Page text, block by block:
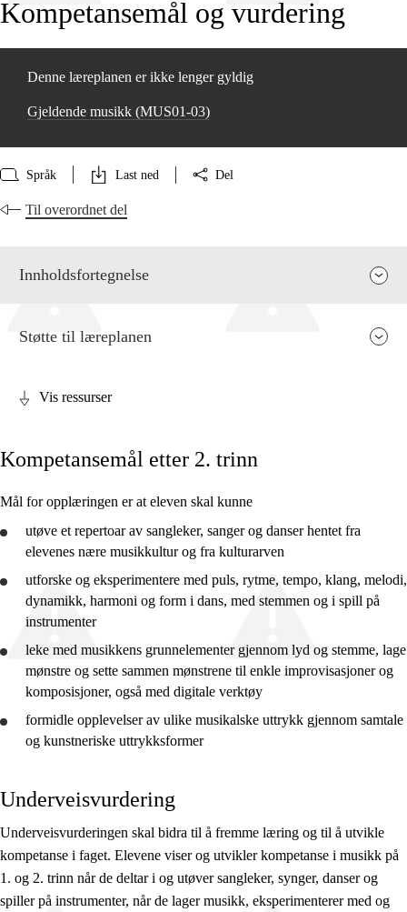
Kompetansemål og vurdering
Denne læreplanen er ikke lenger gyldig
Gjeldende musikk (MUS01‑03)
Språk Last ned Del
Til overordnet del
Innholdsfortegnelse
Kjerneelementer
Tverrfaglige temaer
Grunnleggende ferdigheter
4. trinn
7. trinn
10. trinn
Støtte til læreplanen
Vis ressurser
Kompetansemål etter 2. trinn
Mål for opplæringen er at eleven skal kunne
utøve et repertoar av sangleker, sanger og danser hentet fra
elevenes nære musikkultur og fra kulturarven
utforske og eksperimentere med puls, rytme, tempo, klang, melodi,
dynamikk, harmoni og form i dans, med stemmen og i spill på
instrumenter
leke med musikkens grunnelementer gjennom lyd og stemme, lage
mønstre og sette sammen mønstrene til enkle improvisasjoner og
komposisjoner, også med digitale verktøy
formidle opplevelser av ulike musikalske uttrykk gjennom samtale
og kunstneriske uttrykksformer
Underveisvurdering
Underveisvurderingen skal bidra til å fremme læring og til å utvikle
kompetanse i faget. Elevene viser og utvikler kompetanse i musikk på
1. og 2. trinn når de deltar i og utøver sangleker, synger, danser og
spiller på instrumenter, når de lager musikk, eksperimenterer med og